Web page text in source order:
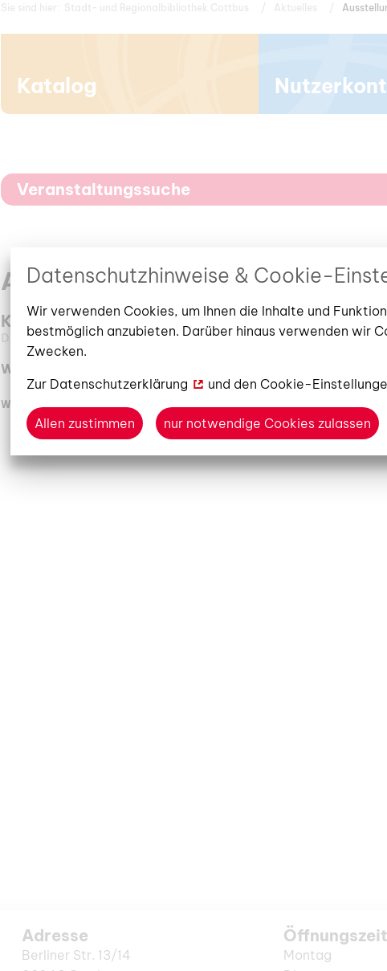
Katalog
Veranstaltungssuche
Ausstellungskalender
Kleine Galerie im Lesecafé
Dienstag, 30. Juni 2026–25. September 2026 10:00 Uhr
Wir sind so bunt wie der Sommer
WEITERLESEN
Adresse
Berliner Str. 13/14
Montag
Datenschutzhinweise & Cookie-
Wir verwenden Cookies, um Ihnen die Inhalte und
bestmöglich anzubieten. Darüber hinaus verwenden wir
Zwecken.
Zur Datenschutzerklärung und den Cookie-
Allen zustimmen nur notwendige Cookies zulassen